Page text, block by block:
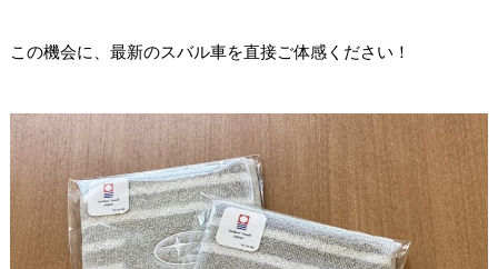
この機会に、最新のスバル車を直接ご体感ください！